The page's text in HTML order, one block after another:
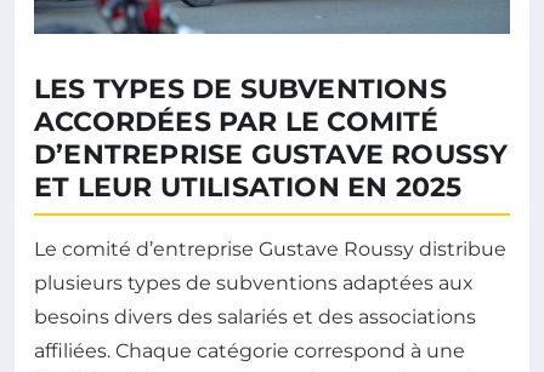
LES TYPES DE SUBVENTIONS
ACCORDÉES PAR LE COMITÉ
D’ENTREPRISE GUSTAVE ROUSSY
ET LEUR UTILISATION EN 2025
Le comité d’entreprise Gustave Roussy distribue
plusieurs types de subventions adaptées aux
besoins divers des salariés et des associations
affiliées. Chaque catégorie correspond à une